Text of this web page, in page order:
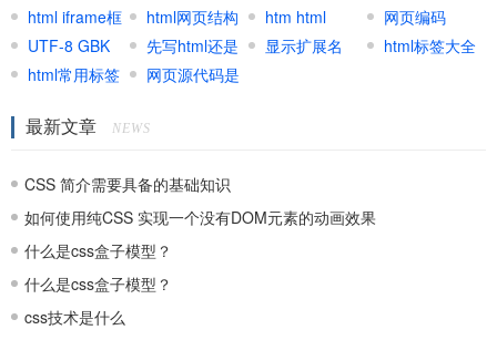
单
input
textarea文本
区域
拉与跳转
(Html select)
html iframe框
架
html网页结构
htm html
shtml区别用
网页编码
charset
UTF-8 GBK
UTF8
联系
先写html还是
先写CSS
显示扩展名
html标签大全
html常用标签
网页源代码是
最新文章 NEWS
CSS 简介需要具备的基础知识
如何使用纯CSS 实现一个没有DOM元素的动画效果
什么是css盒子模型？
什么是css盒子模型？
css技术是什么